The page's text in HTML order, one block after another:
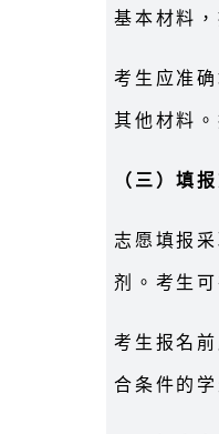
基本材料
考生应准
其他材料
（三）填
志愿填报
剂。考生
考生报名
合条件的